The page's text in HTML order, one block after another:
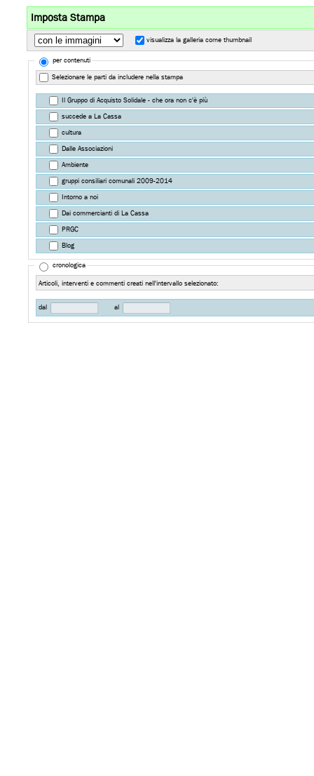
Imposta Stampa
visualizza la galleria come thumbnail
per contenuti
Selezionare le parti da includere nella stampa
Il Gruppo di Acquisto Solidale - che ora non c'è più
succede a La Cassa
cultura
Dalle Associazioni
Ambiente
gruppi consiliari comunali 2009-2014
Intorno a noi
Dai commercianti di La Cassa
PRGC
Blog
cronologica
Articoli, interventi e commenti creati nell'intervallo selezionato:
dal al